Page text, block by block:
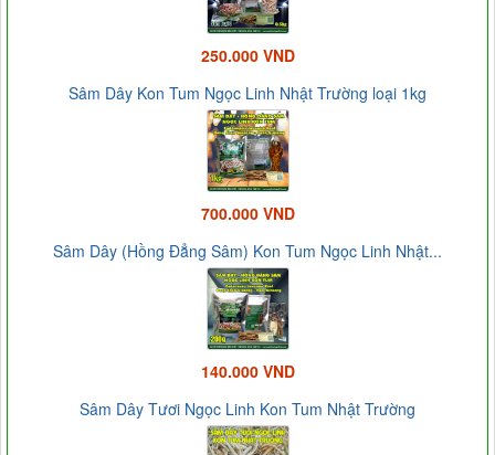
250.000 VND
Sâm Dây Kon Tum Ngọc Linh Nhật Trường loại 1kg
700.000 VND
Sâm Dây (Hồng Đẳng Sâm) Kon Tum Ngọc Linh Nhật...
140.000 VND
Sâm Dây Tươi Ngọc Linh Kon Tum Nhật Trường